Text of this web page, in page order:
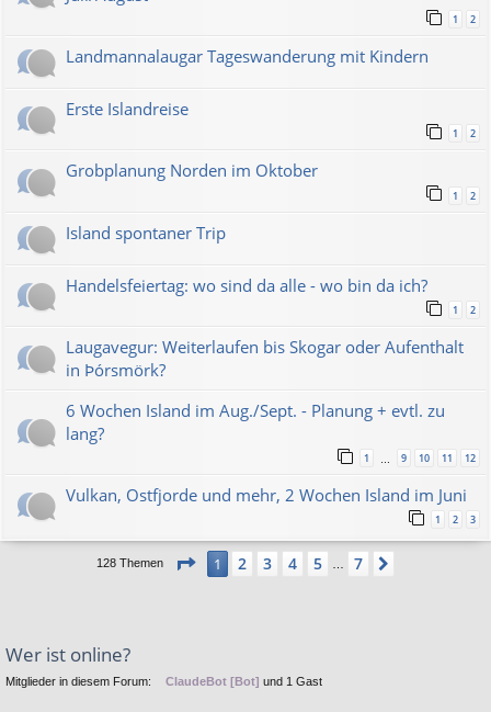
1 2
Landmannalaugar Tageswanderung mit Kindern
Erste Islandreise
1 2
Grobplanung Norden im Oktober
1 2
Island spontaner Trip
Handelsfeiertag: wo sind da alle - wo bin da ich?
1 2
Laugavegur: Weiterlaufen bis Skogar oder Aufenthalt
in Þórsmörk?
6 Wochen Island im Aug./Sept. - Planung + evtl. zu
lang?
1 9 10 11 12
Vulkan, Ostfjorde und mehr, 2 Wochen Island im Juni
1 2 3
128 Themen Seite 1 von 7
1 2 3 4 5 7
Wer ist online?
Mitglieder in diesem Forum: ClaudeBot [Bot] und 1 Gast